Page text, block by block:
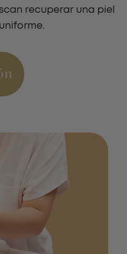
recuperar una piel